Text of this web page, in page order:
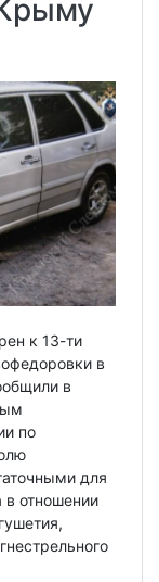
к 13-ти
в
в
по
для
в отношении